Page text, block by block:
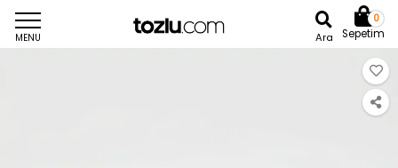
MENU Ara
0
Sepetim